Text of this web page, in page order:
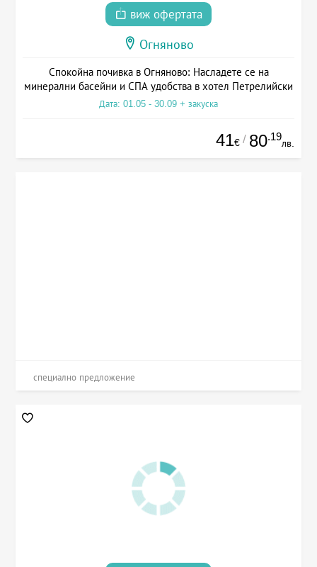
виж офертата
Огняново
Спокойна почивка в Огняново: Насладете се на
минерални басейни и СПА удобства в хотел Петрелийски
Дата: 01.05 - 30.09 + закуска
41€ / 80.19
лв.
специално предложение